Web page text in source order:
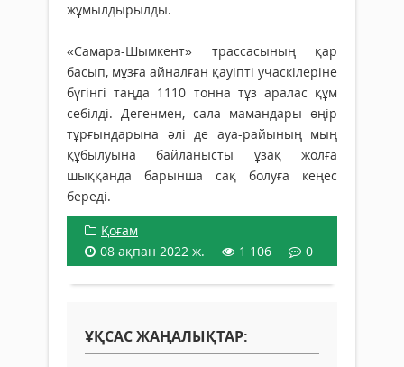
жұмылдырылды.
«Самара-Шымкент» трассасының қар
басып, мұзға айналған қауіпті учаскілеріне
бүгінгі таңда 1110 тонна тұз аралас құм
себілді. Дегенмен, сала мамандары өңір
тұрғындарына әлі де ауа-райының мың
құбылуына байланысты ұзақ жолға
шыққанда барынша сақ болуға кеңес
береді.
Қоғам
08 ақпан 2022 ж.
1 106 0
ҰҚСАС ЖАҢАЛЫҚТАР: